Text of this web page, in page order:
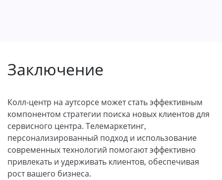
Заключение
Колл-центр на аутсорсе может стать эффективным
компонентом стратегии поиска новых клиентов для
сервисного центра. Телемаркетинг,
персонализированный подход и использование
современных технологий помогают эффективно
привлекать и удерживать клиентов, обеспечивая
рост вашего бизнеса.